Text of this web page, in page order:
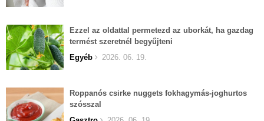
Ezzel az oldattal permetezd az uborkát, ha gazdag
termést szeretnél begyűjteni
Egyéb
2026. 06. 19.
Roppanós csirke nuggets fokhagymás-joghurtos
szósszal